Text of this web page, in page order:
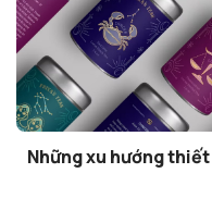
Những xu hướng